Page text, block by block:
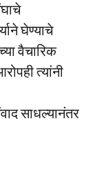
घेण्याचे
वैचारिक
त्यांनी
साधल्यानंतर